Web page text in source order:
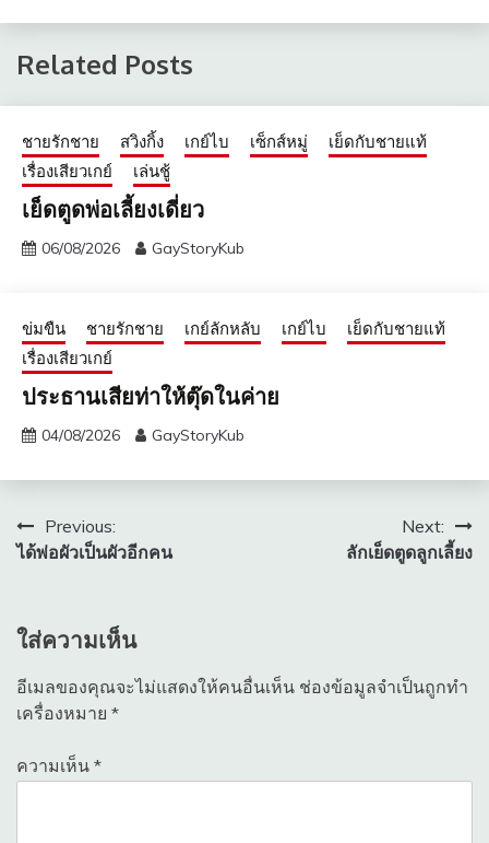
Related Posts
ชายรักชาย สวิงกิ้ง เกย์ไบ เซ็กส์หมู่
เย็ดกับชายแท้
เรื่องเสียวเกย์
เล่นชู้
เย็ดตูดพ่อเลี้ยงเดี่ยว
06/08/2026 GayStoryKub
ข่มขืน ชายรักชาย เกย์ลักหลับ เกย์ไบ
เย็ดกับชายแท้
เรื่องเสียวเกย์
ประธานเสียท่าให้ตุ๊ดในค่าย
04/08/2026 GayStoryKub
แนะแนว
เรื่อง
Previous:
ได้พ่อผัวเป็นผัวอีกคน
Next:
ลักเย็ดตูดลูกเลี้ยง
ใส่ความเห็น
อีเมลของคุณจะไม่แสดงให้คนอื่นเห็น ช่องข้อมูลจำเป็นถูกทำ
เครื่องหมาย *
ความเห็น *